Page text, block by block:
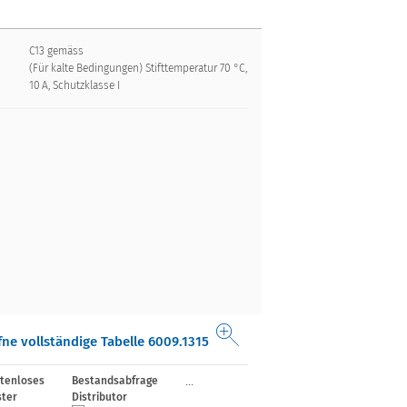
C13 gemäss
(Für kalte Bedingungen) Stifttemperatur 70 °C,
10 A, Schutzklasse I
vollständige Tabelle 6009.1315
Bestandsabfrage
Distributor
...